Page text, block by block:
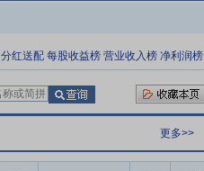
分红送配 每股收益榜 营业收入榜 净利润榜
更多>>